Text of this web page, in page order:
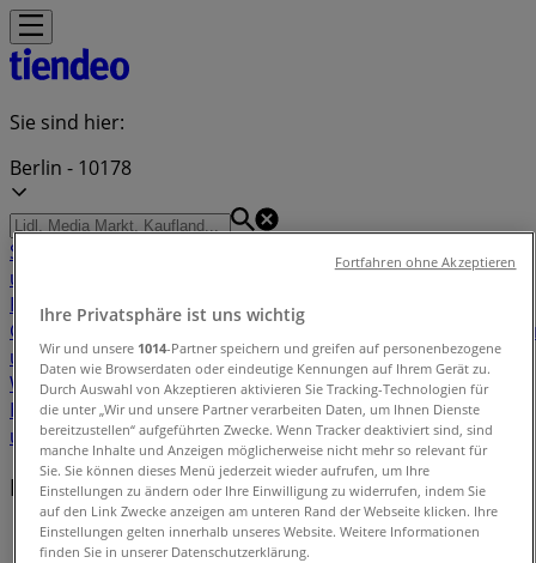
Sie sind hier:
Berlin - 10178
Schnäppchen Möbelhäuser Kleidung, Schuhe
und Accessoires
Drogerien und
Parfümerie
Baumärkte und
Gartencenter
Biomärkte Discounter
und BabyAuto, Motorrad und
WerkstattKaufhäuserReisen und FreizeitOptiker und
HörzentrenRestaurantsBücher und SchreibwarenBanken
und Versicherungen
Marken
Tiendeo»
Ihre Privatsphäre ist uns wichtig
Wir und unsere 1014-Partner speichern und greifen auf personenbezogene
Daten wie Browserdaten oder eindeutige Kennungen auf Ihrem Gerät zu.
Durch Auswahl von Akzeptieren aktivieren Sie Tracking-Technologien für
die unter „Wir und unsere Partner verarbeiten Daten, um Ihnen Dienste
bereitzustellen“ aufgeführten Zwecke. Wenn Tracker deaktiviert sind, sind
manche Inhalte und Anzeigen möglicherweise nicht mehr so relevant für
Sie. Sie können dieses Menü jederzeit wieder aufrufen, um Ihre
Einstellungen zu ändern oder Ihre Einwilligung zu widerrufen, indem Sie
auf den Link Zwecke anzeigen am unteren Rand der Webseite klicken. Ihre
Einstellungen gelten innerhalb unseres Website. Weitere Informationen
finden Sie in unserer Datenschutzerklärung.
Fortfahren ohne Akzeptieren